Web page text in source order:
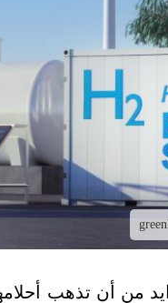
من أن تذهب